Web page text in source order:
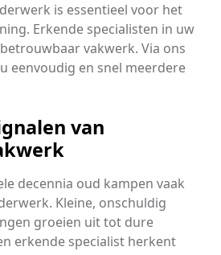
is essentieel voor het
Erkende specialisten in uw
vakwerk. Via ons
eenvoudig en snel meerdere
van
decennia oud kampen vaak
Kleine, onschuldig
groeien uit tot dure
erkende specialist herkent